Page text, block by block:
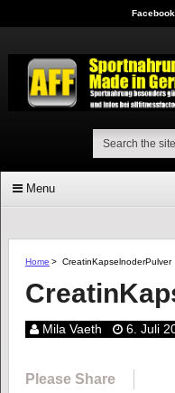
Facebook
Menu
Home > CreatinKapselnoderPulver
Mila Vaeth 6. Juli
Please Share